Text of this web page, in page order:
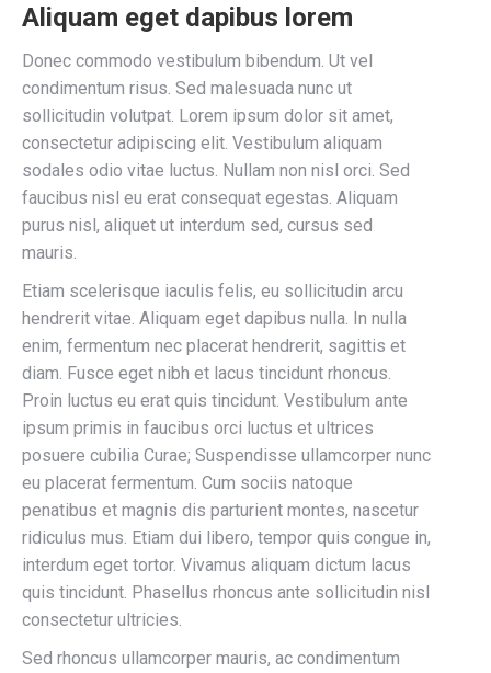
Aliquam eget dapibus lorem
Donec commodo vestibulum bibendum. Ut vel
condimentum risus. Sed malesuada nunc ut
sollicitudin volutpat. Lorem ipsum dolor sit amet,
consectetur adipiscing elit. Vestibulum aliquam
sodales odio vitae luctus. Nullam non nisl orci. Sed
faucibus nisl eu erat consequat egestas. Aliquam
purus nisl, aliquet ut interdum sed, cursus sed
mauris.
Etiam scelerisque iaculis felis, eu sollicitudin arcu
hendrerit vitae. Aliquam eget dapibus nulla. In nulla
enim, fermentum nec placerat hendrerit, sagittis et
diam. Fusce eget nibh et lacus tincidunt rhoncus.
Proin luctus eu erat quis tincidunt. Vestibulum ante
ipsum primis in faucibus orci luctus et ultrices
posuere cubilia Curae; Suspendisse ullamcorper nunc
eu placerat fermentum. Cum sociis natoque
penatibus et magnis dis parturient montes, nascetur
ridiculus mus. Etiam dui libero, tempor quis congue in,
interdum eget tortor. Vivamus aliquam dictum lacus
quis tincidunt. Phasellus rhoncus ante sollicitudin nisl
consectetur ultricies.
Sed rhoncus ullamcorper mauris, ac condimentum